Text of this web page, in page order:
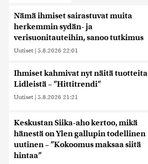
Nämä ihmiset sairastuvat muita
herkemmin sydän- ja
verisuonitauteihin, sanoo tutkimus
Uutiset | 5.8.2026 22:01
Ihmiset kahmivat nyt näitä tuotteita
Lidleistä – ”Hittitrendi”
Uutiset | 5.8.2026 21:21
Keskustan Siika-aho kertoo, mikä
hänestä on Ylen gallupin todellinen
uutinen – ”Kokoomus maksaa siitä
hintaa”